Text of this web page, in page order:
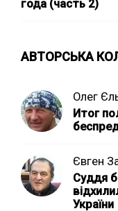
года (часть 2)
АВТОРСЬКА
Олег
Итог
Євген
Суддя
України